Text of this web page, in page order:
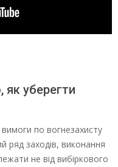
як уберегти
по вогнезахисту
ряд заходів, виконання
не від вибіркового